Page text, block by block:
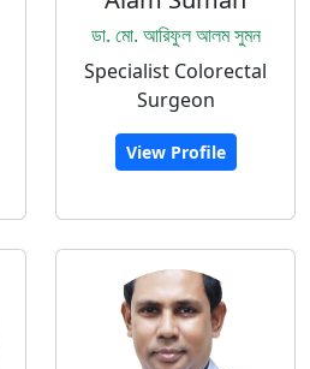
ডা. মো. আরিফুল আলম সুমন
Specialist Colorectal
Surgeon
View Profile